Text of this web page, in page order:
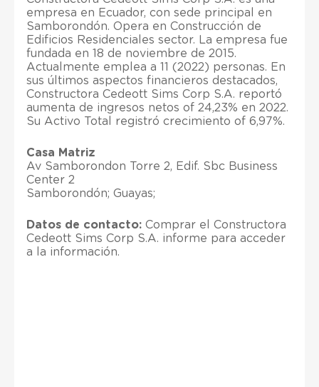
empresa en Ecuador, con sede principal en
Samborondón. Opera en Construcción de
Edificios Residenciales sector. La empresa fue
fundada en 18 de noviembre de 2015.
Actualmente emplea a 11 (2022) personas. En
sus últimos aspectos financieros destacados,
Constructora Cedeott Sims Corp S.A. reportó
aumenta de ingresos netos of 24,23% en 2022.
Su Activo Total registró crecimiento of 6,97%.
Casa Matriz
Av Samborondon Torre 2, Edif. Sbc Business
Center 2
Samborondón; Guayas;
Datos de contacto: Comprar el Constructora
Cedeott Sims Corp S.A. informe para acceder
a la información.